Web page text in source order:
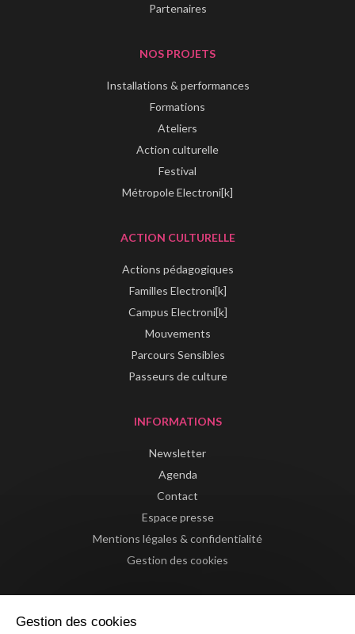
Partenaires
NOS PROJETS
Installations & performances
Formations
Ateliers
Action culturelle
Festival
Métropole Electroni[k]
ACTION CULTURELLE
Actions pédagogiques
Familles Electroni[k]
Campus Electroni[k]
Mouvements
Parcours Sensibles
Passeurs de culture
INFORMATIONS
Newsletter
Agenda
Contact
Espace presse
Mentions légales & confidentialité
Gestion des cookies
Gestion des cookies